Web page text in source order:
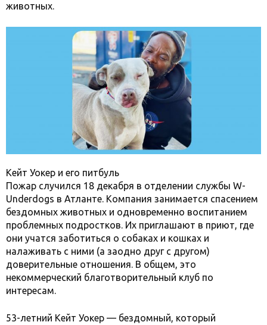
животных.
Кейт Уокер и его питбуль
Пожар случился 18 декабря в отделении службы W-
Underdogs в Атланте. Компания занимается спасением
бездомных животных и одновременно воспитанием
проблемных подростков. Их приглашают в приют, где
они учатся заботиться о собаках и кошках и
налаживать с ними (а заодно друг с другом)
доверительные отношения. В общем, это
некоммерческий благотворительный клуб по
интересам.
53-летний Кейт Уокер — бездомный, который